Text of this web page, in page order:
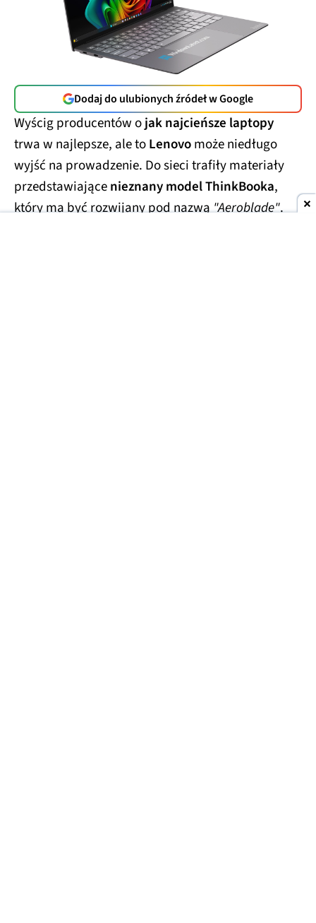
Dodaj do ulubionych źródeł w Google
Wyścig producentów ojak najcieńsze laptopy
trwa w najlepsze, ale toLenovomoże niedługo
wyjść na prowadzenie. Do sieci trafiły materiały
przedstawiającenieznany model ThinkBooka,
który ma być rozwijany pod nazwą"Aeroblade".